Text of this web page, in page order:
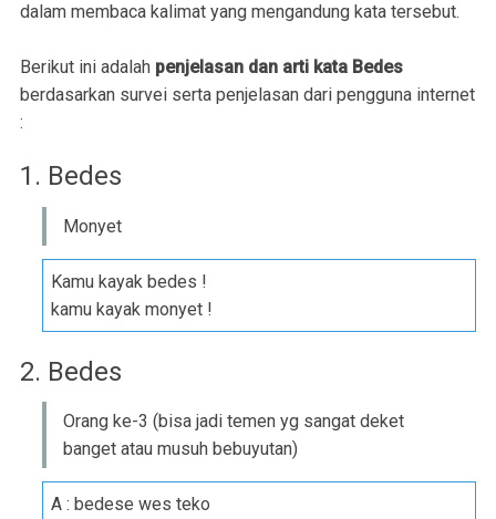
dalam membaca kalimat yang mengandung kata tersebut.
Berikut ini adalah penjelasan dan arti kata Bedes
berdasarkan survei serta penjelasan dari pengguna internet
:
1. Bedes
Monyet
Kamu kayak bedes !
kamu kayak monyet !
2. Bedes
Orang ke-3 (bisa jadi temen yg sangat deket
banget atau musuh bebuyutan)
A : bedese wes teko